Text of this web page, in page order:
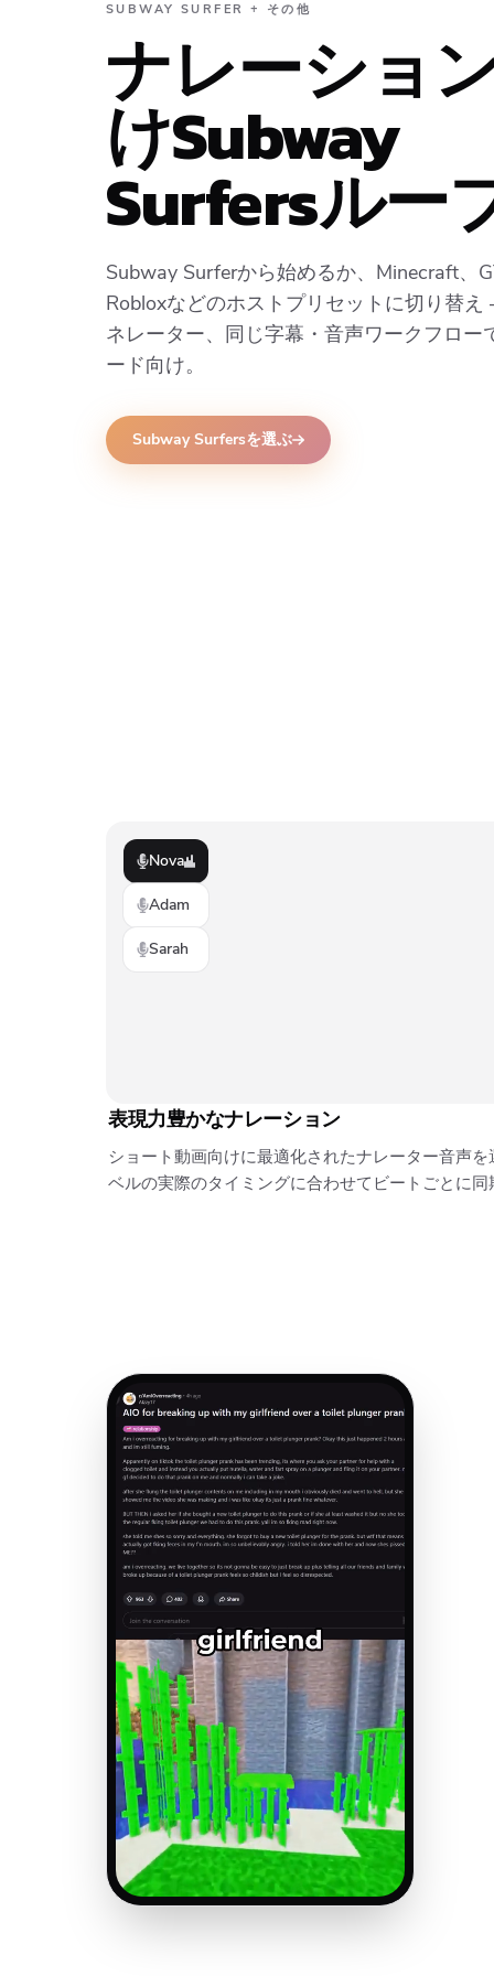
SUBWAY SURFER + その他
ナレーショ
けSubway
Surfersルー
Subway Surferから始めるか、Minecraft、
Robloxなどのホストプリセットに切り替
ネレーター、同じ字幕・音声ワークフロー
ード向け。
Subway Surfersを選ぶ
Nova
Adam
Sarah
表現力豊かなナレーション
ショート動画向けに最適化されたナレーター音声
ベルの実際のタイミングに合わせてビートごとに同